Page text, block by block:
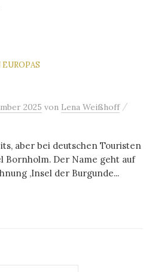
2025 von Lena Weißhoff /
aber bei deutschen Touristen
Bornholm. Der Name geht auf
‚Insel der Burgunde...